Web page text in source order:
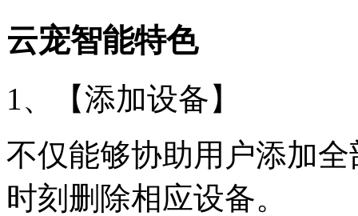
云宠智能特色
1、【添加设备】
不仅能够协助用户添加
时刻删除相应设备。